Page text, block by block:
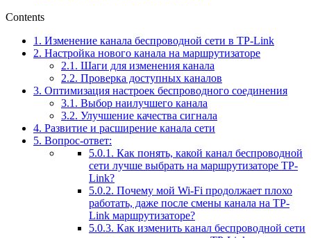
Contents
1. Изменение канала беспроводной сети в TP-Link
2. Настройка нового канала на маршрутизаторе
2.1. Шаги для изменения канала
2.2. Проверка доступных каналов
3. Оптимизация настроек беспроводного соединения
3.1. Выбор наилучшего канала
3.2. Улучшение качества сигнала
4. Развитие и расширение канала сети
5. Вопрос-ответ:
5.0.1. Как понять, какой канал беспроводной
сети лучше выбрать на маршрутизаторе TP-
Link?
5.0.2. Почему мой Wi-Fi продолжает плохо
работать, даже после смены канала на TP-
Link маршрутизаторе?
5.0.3. Как изменить канал беспроводной сети